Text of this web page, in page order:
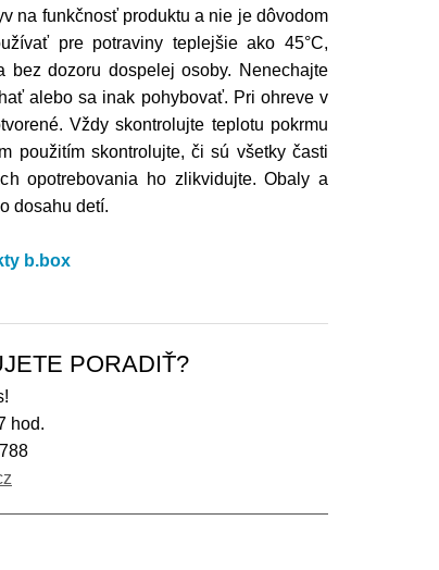
na funkčnosť produktu a nie je dôvodom
pre potraviny teplejšie ako 45°C,
bez dozoru dospelej osoby. Nenechajte
alebo sa inak pohybovať. Pri ohreve v
Vždy skontrolujte teplotu pokrmu
použitím skontrolujte, či sú všetky časti
opotrebovania ho zlikvidujte. Obaly a
dosahu detí.
b.box
PORADIŤ?
hod.